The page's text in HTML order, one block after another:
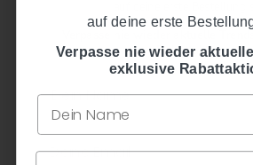
Versand
Rabattaktionen.
auf deine erste
Verpasse nie wieder
exklusive